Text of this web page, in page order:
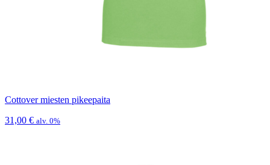
Cottover miesten pikeepaita
31,00 € alv. 0%